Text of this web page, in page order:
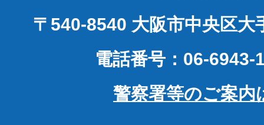
〒540-8540 大阪市中央区大
電話番号：06-6943-
警察署等のご案内